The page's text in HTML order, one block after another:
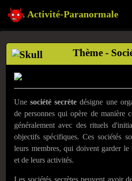
Activité-Paranormale
Thème -
Unesociété secrète désigne une
de personnes qui opère de manière
généralement avec des rituels
objectifs spécifiques. Ces sociétés
leurs membres, qui doivent garder le
et de leurs activités.